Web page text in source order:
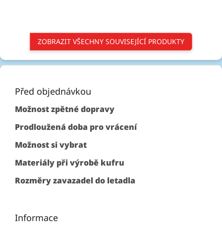
ZOBRAZIT VŠECHNY SOUVISEJÍCÍ PRODUKTY
Z
Před objednávkou
Možnost zpětné dopravy
Prodloužená doba pro vrácení
Možnost si vybrat
Materiály při výrobě kufru
Rozměry zavazadel do letadla
Informace